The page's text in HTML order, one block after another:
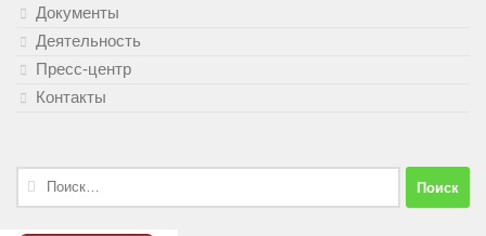
Документы
Деятельность
Пресс-центр
Контакты
Найти: